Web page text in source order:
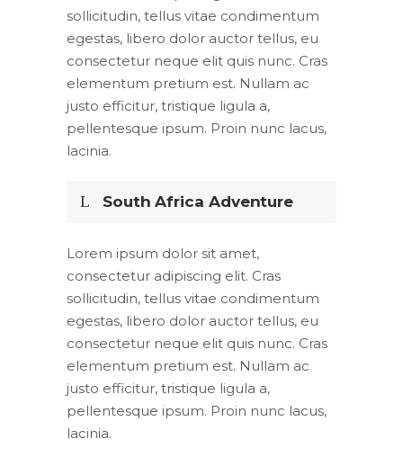
sollicitudin, tellus vitae condimentum
egestas, libero dolor auctor tellus, eu
consectetur neque elit quis nunc. Cras
elementum pretium est. Nullam ac
justo efficitur, tristique ligula a,
pellentesque ipsum. Proin nunc lacus,
lacinia.
South Africa Adventure
Lorem ipsum dolor sit amet,
consectetur adipiscing elit. Cras
sollicitudin, tellus vitae condimentum
egestas, libero dolor auctor tellus, eu
consectetur neque elit quis nunc. Cras
elementum pretium est. Nullam ac
justo efficitur, tristique ligula a,
pellentesque ipsum. Proin nunc lacus,
lacinia.